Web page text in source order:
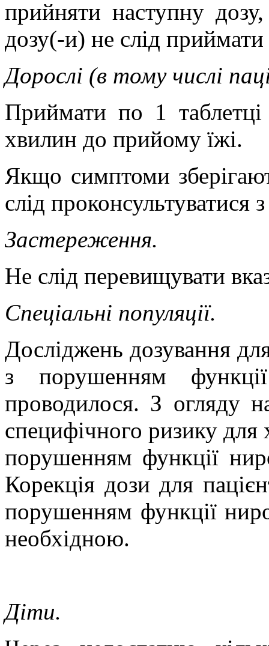
прийняти наступну
дозу(-и) не слід
Дорослі (в тому числі
Приймати по 1
хвилин до прийому їжі.
Якщо симптоми
слід проконсультуватися
Застереження.
Не слід перевищувати
Спеціальні популяції.
Досліджень дозування
з порушенням
проводилося. З огляду
специфічного ризику для
порушенням функції
Корекція дози для
порушенням функції
необхідною.
Діти.